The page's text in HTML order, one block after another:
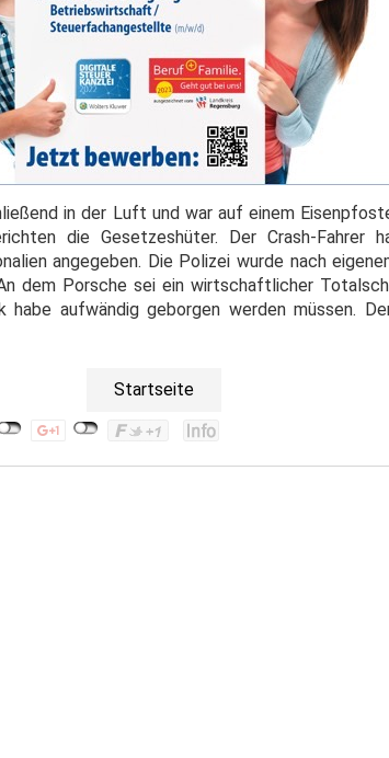
in der Luft und war auf einem
die Gesetzeshüter. Der Crash-Fahrer
angegeben. Die Polizei wurde nach
dem Porsche sei ein wirtschaftlicher
aufwändig geborgen werden müssen.
Startseite